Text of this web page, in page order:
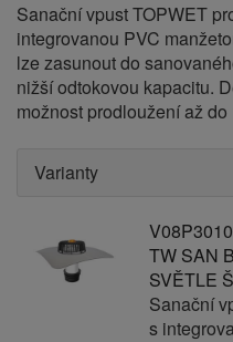
Sanační vpust TOPWET
integrovanou PVC
lze zasunout do
nižší odtokovou kapacitu.
možnost prodloužení až do
Varianty
TW SAN
SVĚTLE
Sanační
s